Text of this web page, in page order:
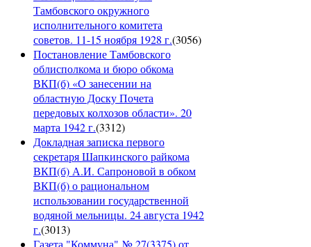
Тамбовского окружного
исполнительного комитета
советов. 11-15 ноября 1928 г.(3056)
Постановление Тамбовского
облисполкома и бюро обкома
ВКП(б) «О занесении на
областную Доску Почета
передовых колхозов области». 20
марта 1942 г.(3312)
Докладная записка первого
секретаря Шапкинского райкома
ВКП(б) А.И. Сапроновой в обком
ВКП(б) о рациональном
использовании государственной
водяной мельницы. 24 августа 1942
г.(3013)